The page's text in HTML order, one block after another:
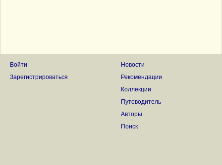
Войти
Зарегистрироваться
Новости
Рекомендации
Коллекции
Путеводитель
Авторы
Поиск